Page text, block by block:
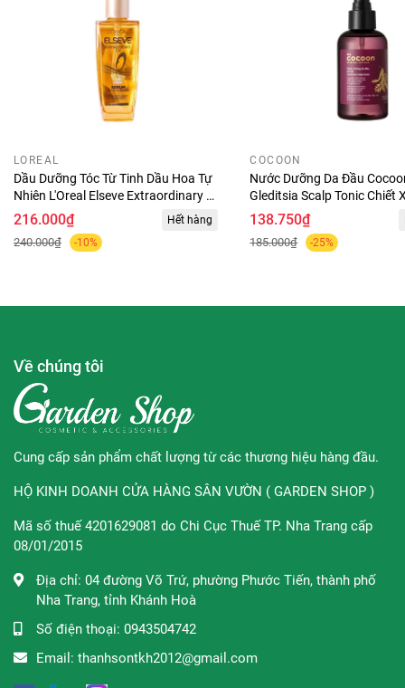
từ 24-48 tiếng, đặc biệt không gây bết dính giống những
sản phẩm gel hay dưỡng tóc khác.
: tinh dầu cọ, Vitamin E, tinh dầu Jojoba và các
tinh dầu dưỡng khác
Công dụng:
diện bổ dưỡng, công thức cho tóc khô, chẻ ngọn, nuôi
dưỡng
Vàng Trong Suốt: Vitamin VÀNG đại diện dưỡng tóc
cho tóc khô và hư tổn, cho mái tóc mềm mượt.
LOREAL
Dầu Dưỡng Tóc Từ Tinh Dầu Hoa Tự
Nhiên L'Oreal Elseve Extraordinary Oil
Serum 100ml
216.000₫
240.000₫ -10%
Hết hàng
COCOON
Nước Dưỡng Da Đầu
Gleditsia Scalp Tonic Chiết
Kết, Giảm Gàu 140ml
138.750₫
185.000₫ -25%
Về chúng tôi
Cung cấp sản phẩm chất lượng từ các thương hiệu hàng đầu.
HỘ KINH DOANH CỬA HÀNG SÂN VƯỜN ( GARDEN SHOP )
Mã số thuế 4201629081 do Chi Cục Thuế TP. Nha Trang cấp
08/01/2015
Địa chỉ: 04 đường Võ Trứ, phường Phước Tiến, thành phố
Nha Trang, tỉnh Khánh Hoà
Số điện thoại: 0943504742
Email: thanhsontkh2012@gmail.com